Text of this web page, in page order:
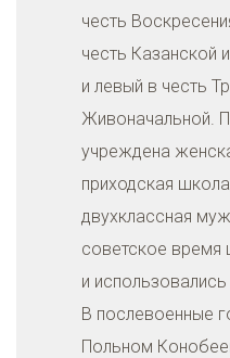
честь
честь Казанской
и левый в честь
Живоначальной.
учреждена
приходская
двухклассная
советское время
и
В послевоенные
Польном